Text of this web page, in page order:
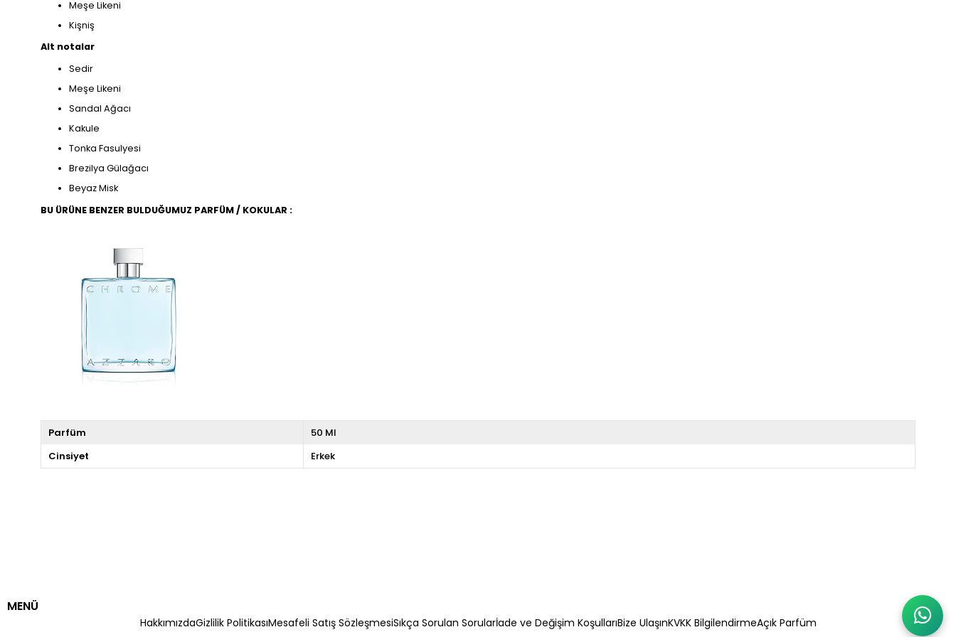
Meşe Likeni
Kişniş
Alt notalar
Sedir
Meşe Likeni
Sandal Ağacı
Kakule
Tonka Fasulyesi
Brezilya Gülağacı
Beyaz Misk
BU ÜRÜNE BENZER BULDUĞUMUZ PARFÜM / KOKULAR :
Parfüm
50 Ml
Cinsiyet
Erkek
MENÜ
HakkımızdaGizlilik PolitikasıMesafeli Satış SözleşmesiSıkça Sorulan Sorularİade ve Değişim KoşullarıBize UlaşınKVKK BilgilendirmeAçık Parfüm